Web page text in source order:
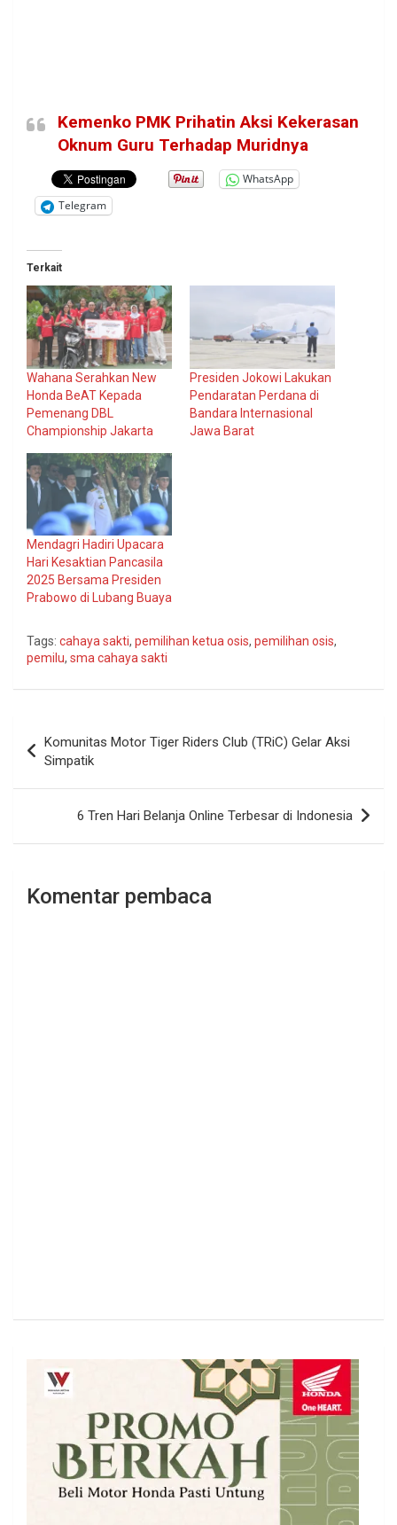
Kemenko PMK Prihatin Aksi Kekerasan
Oknum Guru Terhadap Muridnya
WhatsApp
Telegram
Terkait
Wahana Serahkan New
Honda BeAT Kepada
Pemenang DBL
Championship Jakarta
Presiden Jokowi Lakukan
Pendaratan Perdana di
Bandara Internasional
Jawa Barat
Mendagri Hadiri Upacara
Hari Kesaktian Pancasila
2025 Bersama Presiden
Prabowo di Lubang Buaya
Tags: cahaya sakti, pemilihan ketua osis, pemilihan osis,
pemilu, sma cahaya sakti
pos
Komunitas Motor Tiger Riders Club (TRiC) Gelar Aksi
Simpatik
6​ ​Tren​ ​Hari​ ​Belanja​ ​Online​ ​Terbesar​ ​di​ ​Indonesia
Komentar pembaca